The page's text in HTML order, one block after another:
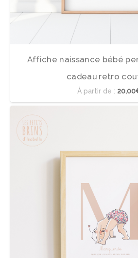
Affiche naissance bébé
cadeau retro
À partir de :